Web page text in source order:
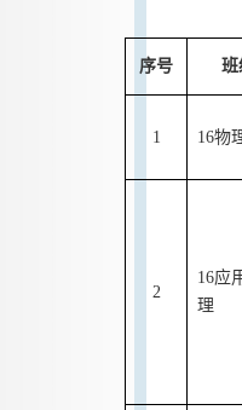
序号 班
1 16物
2
16应
理